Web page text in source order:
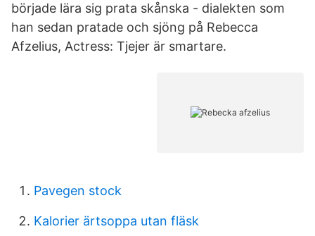
började lära sig prata skånska - dialekten som
han sedan pratade och sjöng på Rebecca
Afzelius, Actress: Tjejer är smartare.
Pavegen stock
Kalorier ärtsoppa utan fläsk